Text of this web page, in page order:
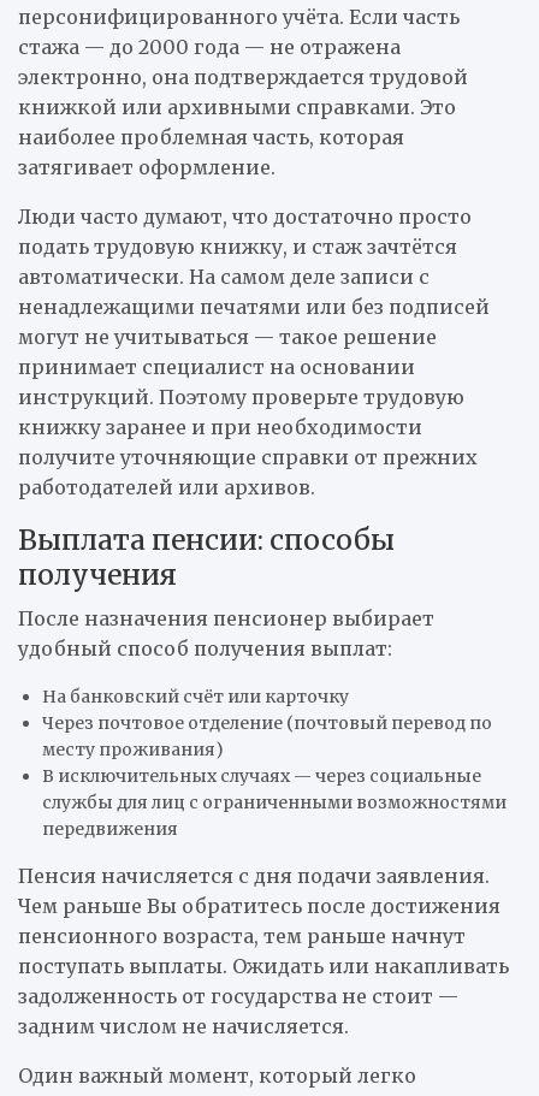
персонифицированного учёта. Если часть
стажа — до 2000 года — не отражена
электронно, она подтверждается трудовой
книжкой или архивными справками. Это
наиболее проблемная часть, которая
затягивает оформление.
Люди часто думают, что достаточно просто
подать трудовую книжку, и стаж зачтётся
автоматически. На самом деле записи с
ненадлежащими печатями или без подписей
могут не учитываться — такое решение
принимает специалист на основании
инструкций. Поэтому проверьте трудовую
книжку заранее и при необходимости
получите уточняющие справки от прежних
работодателей или архивов.
Выплата пенсии: способы
получения
После назначения пенсионер выбирает
удобный способ получения выплат:
На банковский счёт или карточку
Через почтовое отделение (почтовый перевод по
месту проживания)
В исключительных случаях — через социальные
службы для лиц с ограниченными возможностями
передвижения
Пенсия начисляется с дня подачи заявления.
Чем раньше Вы обратитесь после достижения
пенсионного возраста, тем раньше начнут
поступать выплаты. Ожидать или накапливать
задолженность от государства не стоит —
задним числом не начисляется.
Один важный момент, который легко